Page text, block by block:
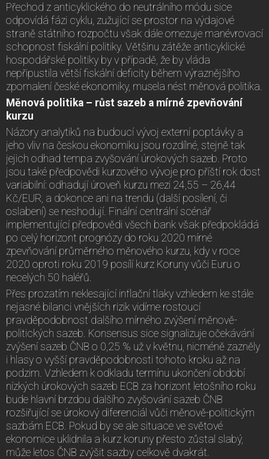
Přechod z anticyklického do neutrálního módu sice
odpovídá fázi cyklu, zužující se prostor na výdajové
straně státního rozpočtu však dále omezuje manévrovací
schopnost fiskální politiky. Většinu zátěže anticyklické
hospodářské politiky by v případě, že by vláda
nepřipustila větší fiskální deficity během výraznějšího
zpomalení české ekonomiky, musela nést měnová politika.
Měnová politika – růst sazeb a mírné zpevňování
kurzu
Názory analytiků na budoucí vývoj externí poptávky a
jeho vliv na českou ekonomiku jsou rozdílné, stejně tak
jejich odhad tempa zvyšování úrokových sazeb. Proto
jsou také předpovědi kurzového vývoje pro příští rok dost
variabilní: odhadují úroveň kurzu mezi 24,55 – 26,44
Kč/EUR, a dokonce ani na trendu (další posílení, či
oslabení) se neshodují. Finální centrální scénář
implementující předpovědi všech bank však předpokládá
po celý horizont prognózy do roku 2020 mírné
zpevňování průměrného měnového kurzu, kdy v roce
2020 oproti roku 2019 posílí kurz Koruny vůči Euru o
necelých 50 haléřů.
Přes prozatím neklesající inflační tlaky vzhledem ke stále
nejasné bilanci vnějších rizik vidíme rostoucí
pravděpodobnost dalšího mírného zvýšení měnově-
politických sazeb. Konsensus sice signalizuje očekávání
zvýšení sazeb ČNB o 0,25 % už v květnu, nicméně zazněly
i hlasy o vyšší pravděpodobnosti tohoto kroku až na
podzim. Vzhledem k odkladu termínu ukončení období
nízkých úrokových sazeb ECB za horizont letošního roku
bude hlavní brzdou dalšího zvyšování sazeb ČNB
rozšiřující se úrokový diferenciál vůči měnově-politickým
sazbám ECB. Pokud by se ale situace ve světové
ekonomice uklidnila a kurz koruny přesto zůstal slabý,
může letos ČNB zvýšit sazby celkově dvakrát.